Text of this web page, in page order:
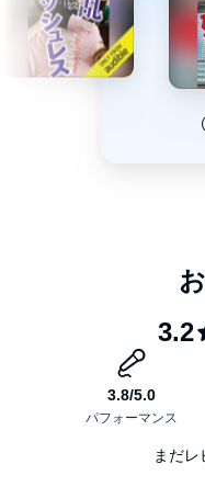
まだ